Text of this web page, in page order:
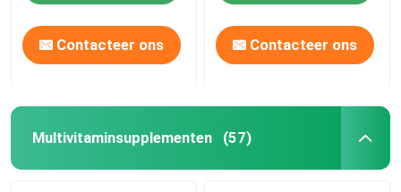
oxyderende
Bescherming CTDA
Contacteer ons
Tablet
Contacteer ons
Multivitaminsupplementen (57)